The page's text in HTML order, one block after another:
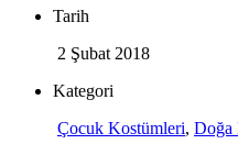
Tarih
2 Şubat 2018
Kategori
Çocuk Kostümleri, Doğa